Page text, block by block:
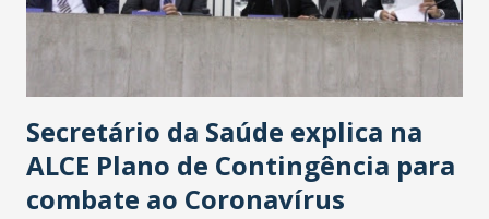
Secretário da Saúde explica na
ALCE Plano de Contingência para
combate ao Coronavírus